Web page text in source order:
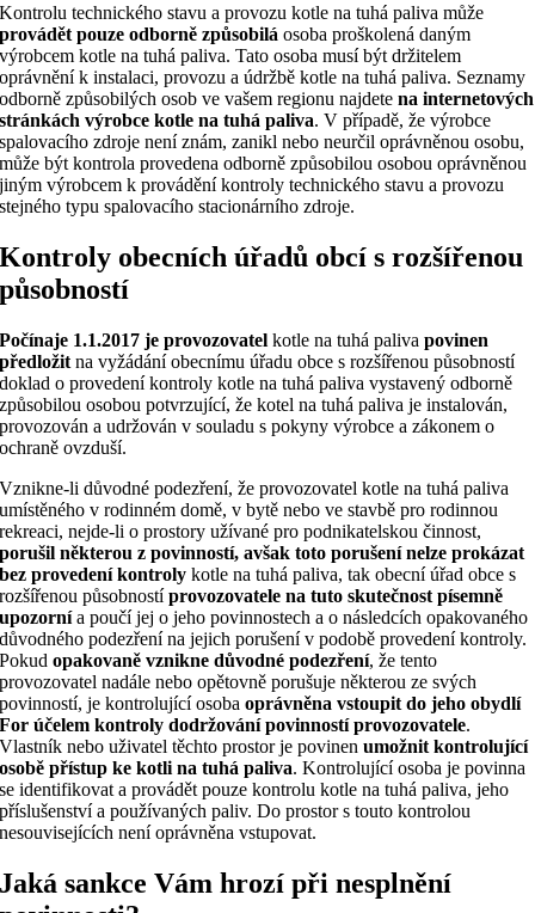
Kontrolu technického stavu a provozu kotle na tuhá paliva může
provádět pouze odborně způsobilá osoba proškolená daným
výrobcem kotle na tuhá paliva. Tato osoba musí být držitelem
oprávnění k instalaci, provozu a údržbě kotle na tuhá paliva. Seznamy
odborně způsobilých osob ve vašem regionu najdetena internetových
stránkách výrobce kotle na tuhá paliva. V případě, že výrobce
spalovacího zdroje není znám, zanikl nebo neurčil oprávněnou osobu,
může být kontrola provedena odborně způsobilou osobou oprávněnou
jiným výrobcem k provádění kontroly technického stavu a provozu
stejného typu spalovacího stacionárního zdroje.
Kontroly obecních úřadů obcí s rozšířenou
působností
Počínaje 1.1.2017 je provozovatel kotle na tuhá palivapovinen
předložit na vyžádání obecnímu úřadu obce s rozšířenou působností
doklad o provedení kontroly kotle na tuhá paliva vystavený odborně
způsobilou osobou potvrzující, že kotel na tuhá paliva je instalován,
provozován a udržován v souladu s pokyny výrobce a zákonem o
ochraně ovzduší.
Vznikne-li důvodné podezření, že provozovatel kotle na tuhá paliva
umístěného v rodinném domě, v bytě nebo ve stavbě pro rodinnou
rekreaci, nejde-li o prostory užívané pro podnikatelskou činnost,
porušil některou z povinností, avšak toto porušení nelze prokázat
bez provedení kontroly kotle na tuhá paliva, tak obecní úřad obce s
rozšířenou působností provozovatele na tuto skutečnost písemně
upozorní a poučí jej o jehopovinnostech a o následcích opakovaného
důvodného podezření na jejich porušení v podobě provedení kontroly.
Pokud opakovaně vznikne důvodné podezření, že tento
provozovatel nadále nebo opětovně porušuje některou ze svých
povinností, je kontrolujícíosobaoprávněna vstoupit do jeho obydlí
For účelem kontroly dodržování povinností provozovatele.
Vlastník nebo uživatel těchto prostor je povinen umožnit kontrolující
osobě přístup ke kotli na tuhá paliva. Kontrolující osoba je povinna
se identifikovat a provádětpouzekontrolu kotle na tuhá paliva, jeho
příslušenství a používaných paliv. Do prostor s touto kontrolou
nesouvisejících není oprávněna vstupovat.
Jaká sankce Vám hrozí při nesplnění